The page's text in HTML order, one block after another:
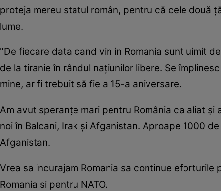
proteja mereu statul român, pentru că cele două
lume.
"De fiecare data cand vin in Romania sunt uimit
de la tiranie în rândul naţiunilor libere. Se
mine, ar fi trebuit să fie a 15-a aniversare.
Am avut speranţe mari pentru România ca aliat
noi în Balcani, Irak şi Afganistan. Aproape 1000
Afganistan.
Vrea sa incurajam Romania sa continue
Romania si pentru NATO.